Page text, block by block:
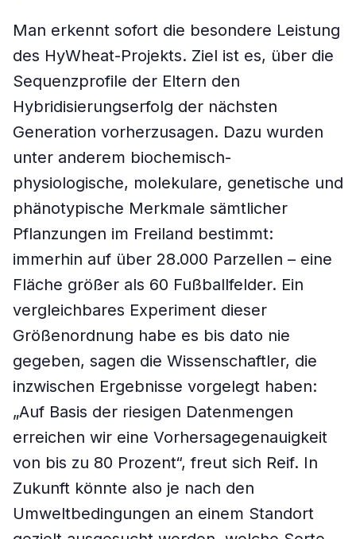
Man erkennt sofort die besondere Leistung
des HyWheat-Projekts. Ziel ist es, über die
Sequenzprofile der Eltern den
Hybridisierungserfolg der nächsten
Generation vorherzusagen. Dazu wurden
unter anderem biochemisch-
physiologische, molekulare, genetische und
phänotypische Merkmale sämtlicher
Pflanzungen im Freiland bestimmt:
immerhin auf über 28.000 Parzellen – eine
Fläche größer als 60 Fußballfelder. Ein
vergleichbares Experiment dieser
Größenordnung habe es bis dato nie
gegeben, sagen die Wissenschaftler, die
inzwischen Ergebnisse vorgelegt haben:
„Auf Basis der riesigen Datenmengen
erreichen wir eine Vorhersagegenauigkeit
von bis zu 80 Prozent“, freut sich Reif. In
Zukunft könnte also je nach den
Umweltbedingungen an einem Standort